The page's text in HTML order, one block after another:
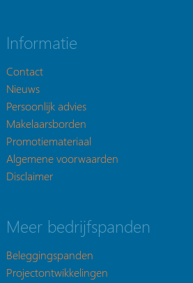
Informatie
Contact
Nieuws
Persoonlijk advies
Makelaarsborden
Promotiemateriaal
Algemene voorwaarden
Disclaimer
Meer bedrijfspanden
Beleggingspanden
Projectontwikkelingen